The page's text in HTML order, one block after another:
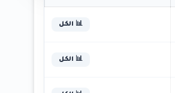
📊 الكل
📊 الكل